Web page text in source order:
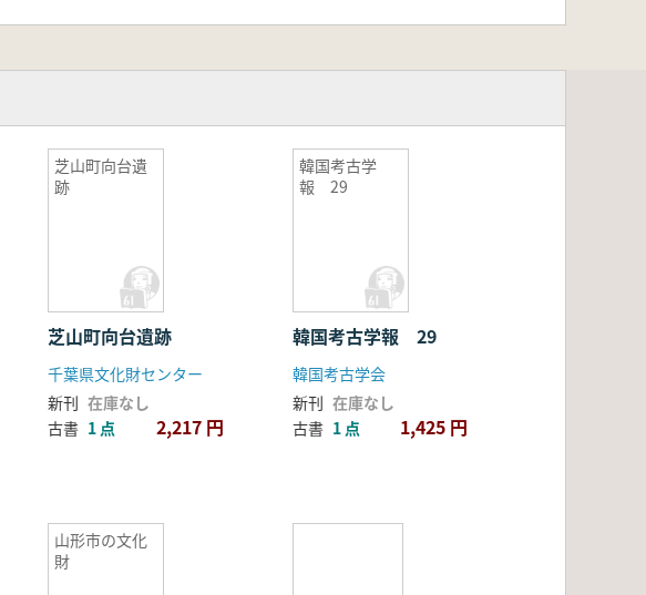
芝山町向台遺
跡
芝山町向台遺跡
千葉県文化財センター
新刊 在庫なし
古書 1 点 2,217 円
韓国考古学
報 29
韓国考古学報 29
韓国考古学会
新刊 在庫なし
古書 1 点 1,425 円
山形市の文化
財